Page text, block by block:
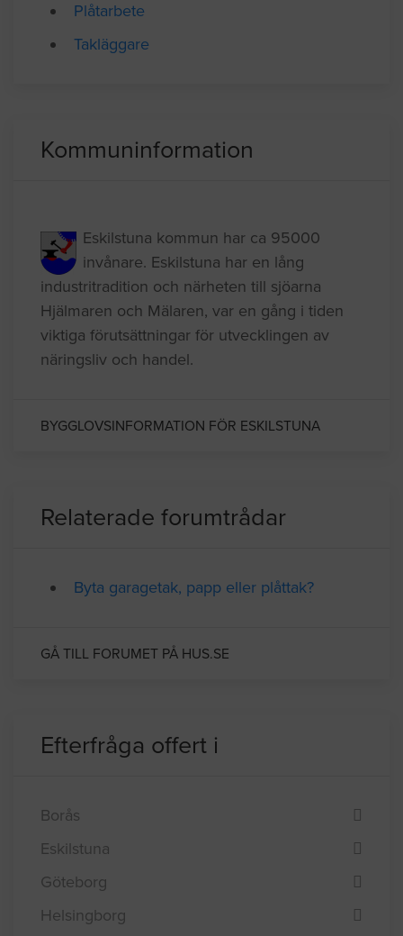
Anlita plåtslagare
Kommuninformation
Eskilstuna kommun har ca 95000
invånare. Eskilstuna har en lång
industritradition och närheten till sjöarna
näringsliv och handel.
Relaterade forumtrådar
Byta garagetak, papp eller plåttak?
Efterfråga offert i
Borås
Eskilstuna